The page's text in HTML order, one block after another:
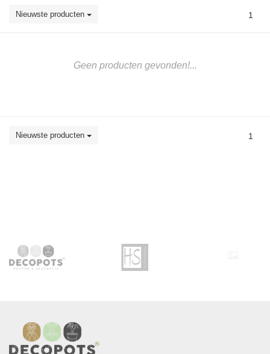
Nieuwste producten 1
Geen producten gevonden!...
Nieuwste producten 1